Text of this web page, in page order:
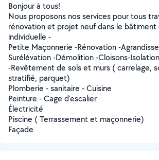
Bonjour à tous!
Nous proposons nos services pour tous
rénovation et projet neuf dans le bâtiment
individuelle -
Petite Maçonnerie -Rénovation -
Surélévation -Démolition -Cloisons-
-Revêtement de sols et murs ( carrelage,
stratifié, parquet)
Plomberie - sanitaire - Cuisine
Peinture - Cage d'escalier
Électricité
Piscine ( Terrassement et maçonnerie)
Façade